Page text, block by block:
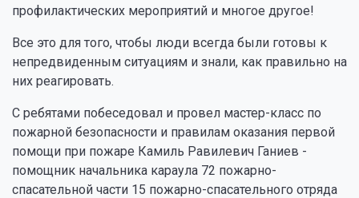
профилактических мероприятий и многое другое!
Все это для того, чтобы люди всегда были готовы к
непредвиденным ситуациям и знали, как правильно на
них реагировать.
С ребятами побеседовал и провел мастер-класс по
пожарной безопасности и правилам оказания первой
помощи при пожаре Камиль Равилевич Ганиев -
помощник начальника караула 72 пожарно-
спасательной части 15 пожарно-спасательного отряда